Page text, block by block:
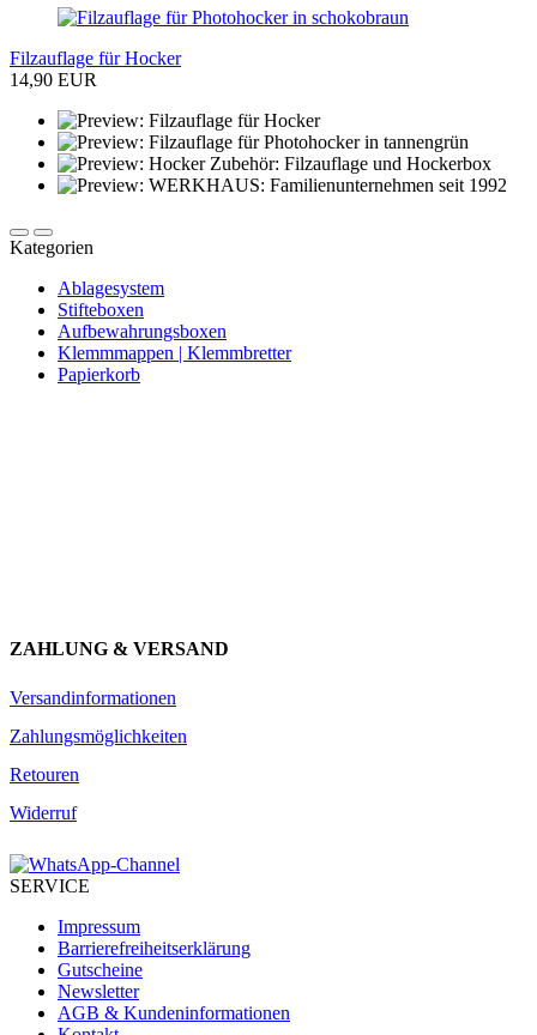
Filzauflage für Hocker
14,90 EUR
Kategorien
Ablagesystem
Stifteboxen
Aufbewahrungsboxen
Klemmmappen | Klemmbretter
Papierkorb
ZAHLUNG & VERSAND
Versandinformationen
Zahlungsmöglichkeiten
Retouren
Widerruf
SERVICE
Impressum
Barrierefreiheitserklärung
Gutscheine
Newsletter
AGB & Kundeninformationen